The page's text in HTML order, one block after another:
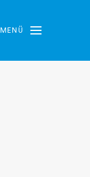
MENÜ
Toggle Navbar